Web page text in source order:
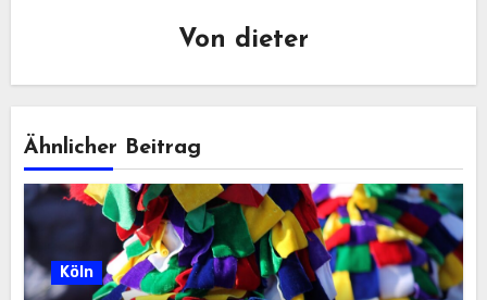
Von dieter
Ähnlicher Beitrag
Köln